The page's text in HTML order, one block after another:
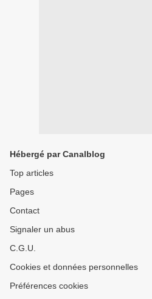
Hébergé par Canalblog
Top articles
Pages
Contact
Signaler un abus
C.G.U.
Cookies et données personnelles
Préférences cookies